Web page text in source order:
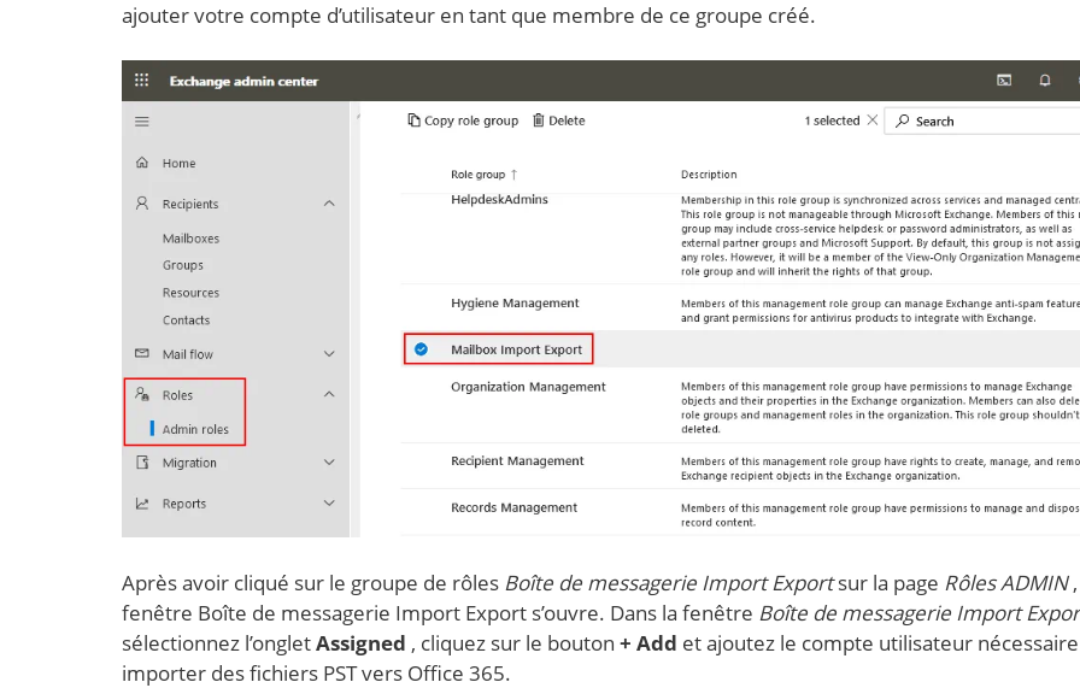
ajouter votre compte d’utilisateur en tant que membre de ce groupe créé.
Après avoir cliqué sur le groupe de rôles Boîte de messagerie Import Exportsur la page Rôles ADMIN
fenêtre Boîte de messagerie Import Export s’ouvre. Dans la fenêtre Boîte de messagerie Import
sélectionnez l’ongletAssigned , cliquez sur le bouton + Add et ajoutez le compte utilisateur
importer des fichiers PST vers Office 365.